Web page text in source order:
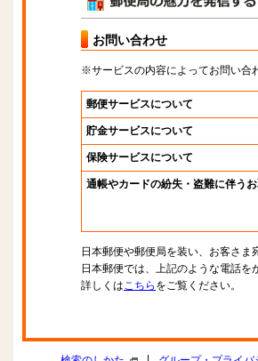
お問い合わせ
※サービスの内容によってお問い合
郵便サービスについて
貯金サービスについて
保険サービスについて
通帳やカードの紛失・盗難に伴う
日本郵便や郵便局を装い、お客さ
日本郵便では、上記のような電話
詳しくはこちら をご覧ください。